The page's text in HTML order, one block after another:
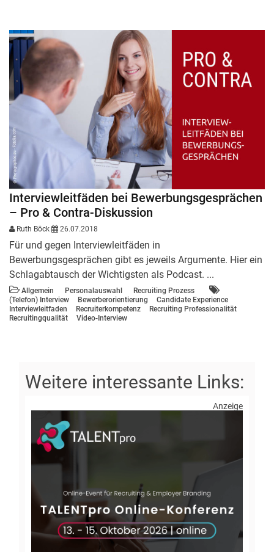
Interviewleitfäden bei Bewerbungsgesprächen
– Pro & Contra-Diskussion
Ruth Böck 26.07.2018
Für und gegen Interviewleitfäden in
Bewerbungsgesprächen gibt es jeweils Argumente. Hier ein
Schlagabtausch der Wichtigsten als Podcast. ...
Allgemein Personalauswahl
Recruiting Prozess
(Telefon) Interview
Bewerberorientierung
Candidate Experience
Interviewleitfaden
Recruiterkompetenz
Recruiting Professionalität
Recruitingqualität
Video-Interview
Anzeige